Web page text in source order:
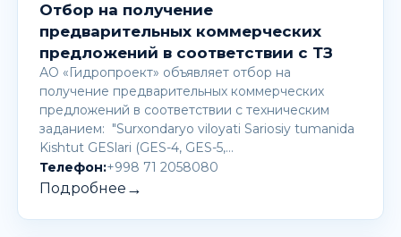
Отбор на получение
предварительных коммерческих
предложений в соответствии с ТЗ
АО «Гидропроект» объявляет отбор на
получение предварительных коммерческих
предложений в соответствии с техническим
заданием: "Surxondaryo viloyati Sariosiy tumanida
Kishtut GESlari (GES-4, GES-5,…
Телефон:+998 71 2058080
Подробнее →